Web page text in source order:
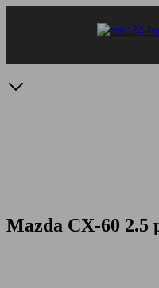
Mazda CX-60 2.5